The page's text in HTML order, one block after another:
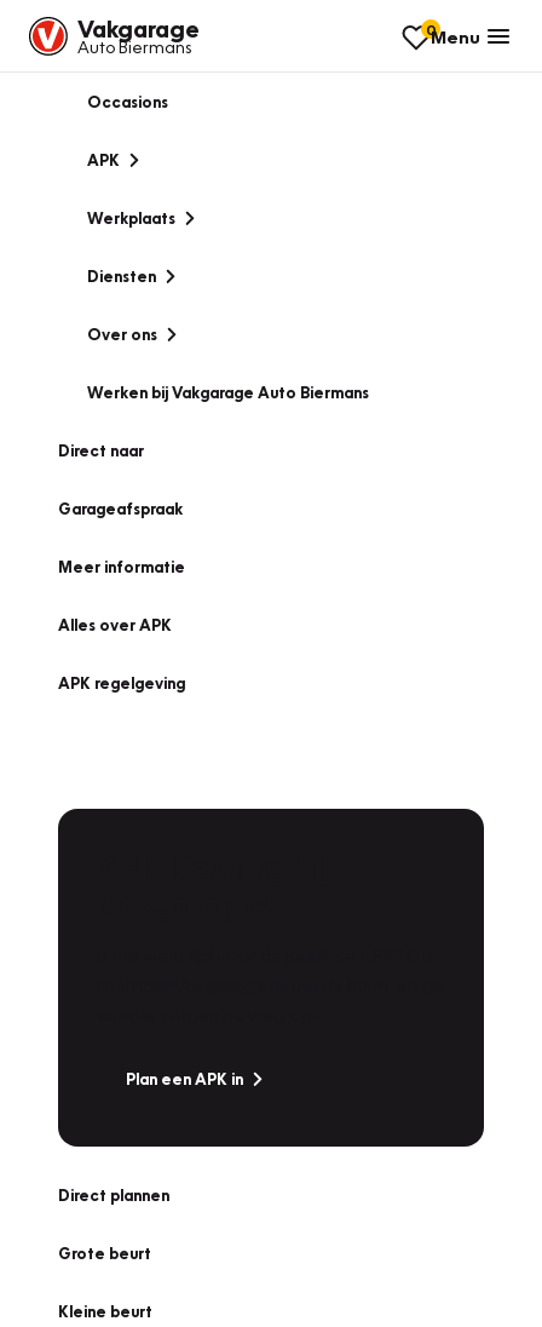
Vakgarage
Auto Biermans
0Menu
Occasions
APK
Werkplaats
Diensten
Over ons
Werken bij Vakgarage Auto Biermans
Direct naar
Garageafspraak
Meer informatie
Alles over APK
APK regelgeving
Plan een APK in
Direct plannen
Grote beurt
Kleine beurt